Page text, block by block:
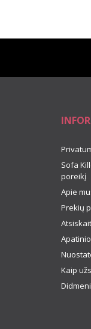
Sofa
poreikį
Apie
Prekių
Kaip